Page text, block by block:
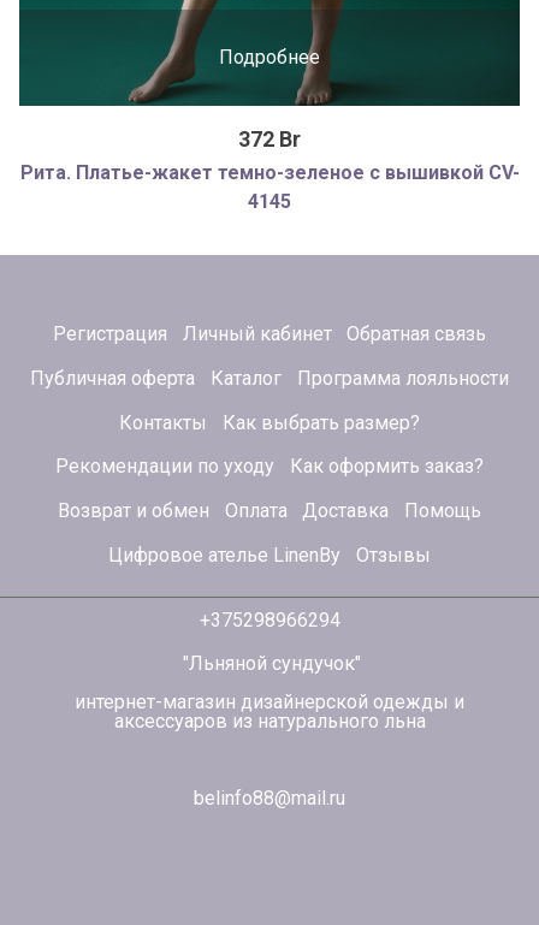
Подробнее
372 Br
Рита. Платье-жакет темно-зеленое с вышивкой CV-
4145
Регистрация Личный кабинет
Обратная связь
Публичная оферта
Каталог
Программа лояльности
Контакты
Как выбрать размер?
Рекомендации по уходу
Как оформить заказ?
Возврат и обмен
Оплата Доставка
Помощь
Цифровое ателье LinenBy
Отзывы
+375298966294
"Льняной сундучок"
интернет-магазин дизайнерской одежды и
аксессуаров из натурального льна
belinfo88@mail.ru